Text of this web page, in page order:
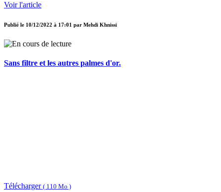
Voir l'article
Publié le 10/12/2022 à 17:01 par Mehdi Khnissi
Sans filtre et les autres palmes d'or.
Télécharger ( 110 Mo )